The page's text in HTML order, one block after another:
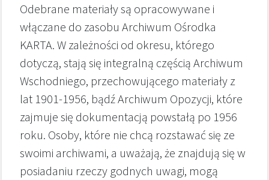
Odebrane materiały są opracowywane i
włączane do zasobu Archiwum Ośrodka
KARTA. W zależności od okresu, którego
dotyczą, stają się integralną częścią Archiwum
Wschodniego, przechowującego materiały z
lat 1901-1956, bądź Archiwum Opozycji, które
zajmuje się dokumentacją powstałą po 1956
roku. Osoby, które nie chcą rozstawać się ze
swoimi archiwami, a uważają, że znajdują się w
posiadaniu rzeczy godnych uwagi, mogą